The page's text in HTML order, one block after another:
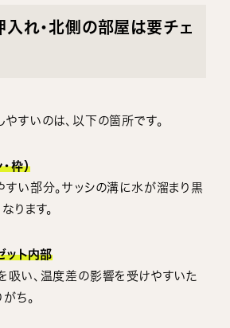
入れ・北側の部屋は要チェ
すいのは、以下の箇所です。
枠）
い部分。サッシの溝に水が溜まり黒
ります。
ット内部
吸い、温度差の影響を受けやすいた
ち。